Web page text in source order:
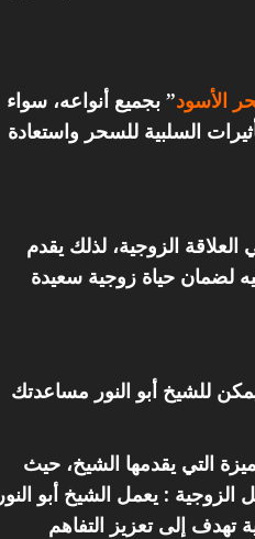
الأسود” بجميع أنواعه، سواء
السلبية للسحر واستعادة
الزوجية، لذلك يقدم
لضمان حياة زوجية سعيدة
للشيخ أبو النور مساعدتك
التي يقدمها الشيخ، حيث
: يعمل الشيخ أبو النور
تهدف إلى تعزيز التفاهم